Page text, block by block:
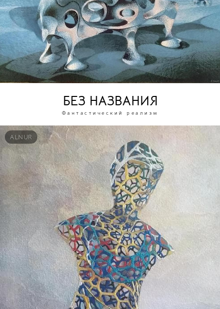
БЕЗ НАЗВАНИЯ
Фантастический реализм
ALNUR